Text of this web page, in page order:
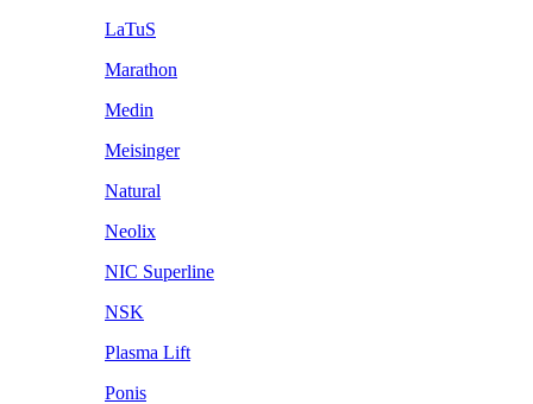
LaTuS
Marathon
Medin
Meisinger
Natural
Neolix
NIC Superline
NSK
Plasma Lift
Ponis